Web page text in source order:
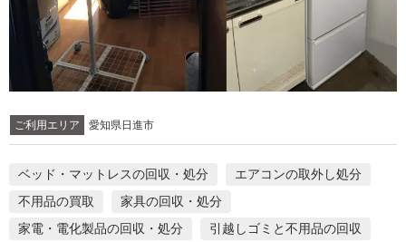
ご利用エリア 愛知県日進市
ベッド・マットレスの回収・処分
エアコンの取外し処分
不用品の買取
家具の回収・処分
家電・電化製品の回収・処分
引越しゴミと不用品の回収